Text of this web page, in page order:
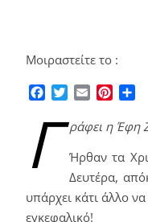
Μοιραστείτε το :
Facebook
TwitterEmail
Γ
ράφει η Έφη
Ήρθαν τα
Δευτέρα,
υπάρχει κάτι άλλο
εγκεφαλικό!